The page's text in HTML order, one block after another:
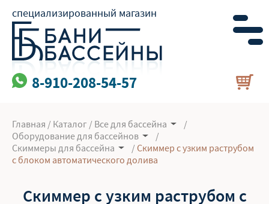
специализированный магазин
8-910-208-54-57
Главная / Каталог / Все для бассейна
/
Оборудование для бассейнов
/
Скиммеры для бассейна
/Скиммер с узким раструбом
с блоком автоматического долива
Скиммер с узким раструбом с